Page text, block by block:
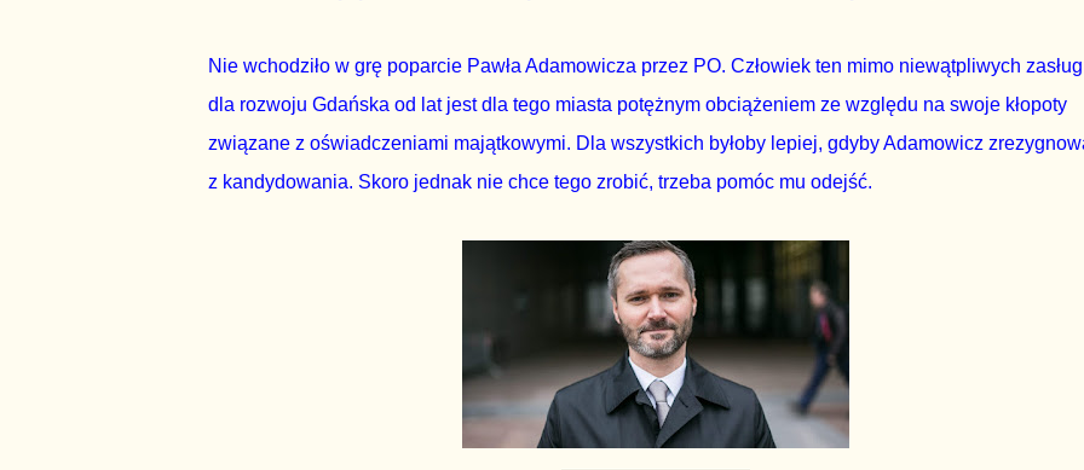
Nie wchodziło w grę poparcie Pawła Adamowicza przez PO. Człowiek ten mimo niewątpliwych zasług
dla rozwoju Gdańska od lat jest dla tego miasta potężnym obciążeniem ze względu na swoje kłopoty
związane z oświadczeniami majątkowymi. Dla wszystkich byłoby lepiej, gdyby Adamowicz
z kandydowania. Skoro jednak nie chce tego zrobić, trzeba pomóc mu odejść.